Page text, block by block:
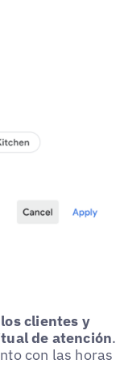
clientes y
de atención.
con las horas